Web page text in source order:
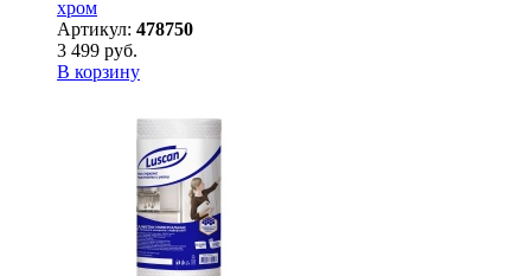
хром
Артикул: 478750
3 499 руб.
В корзину